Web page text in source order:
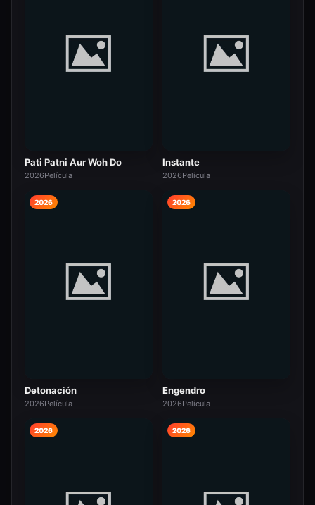
Pati Patni Aur Woh Do
2026Película
Instante
2026Película
2026
Detonación
2026Película
2026
Engendro
2026Película
2026 2026